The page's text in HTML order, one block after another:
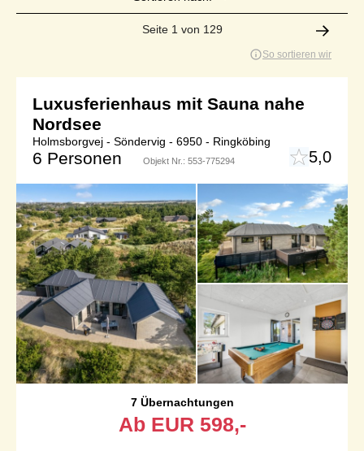
Seite 1 von 129
So sortieren wir
Luxusferienhaus mit Sauna nahe
Nordsee
Holmsborgvej - Söndervig - 6950 - Ringköbing
6 Personen Objekt Nr.: 553-775294 5,0
7 Übernachtungen
Ab EUR 598,-